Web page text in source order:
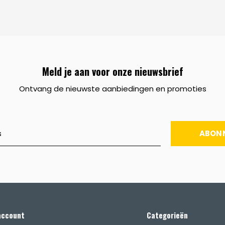
Meld je aan voor onze nieuwsbrief
Ontvang de nieuwste aanbiedingen en promoties
Categorieën